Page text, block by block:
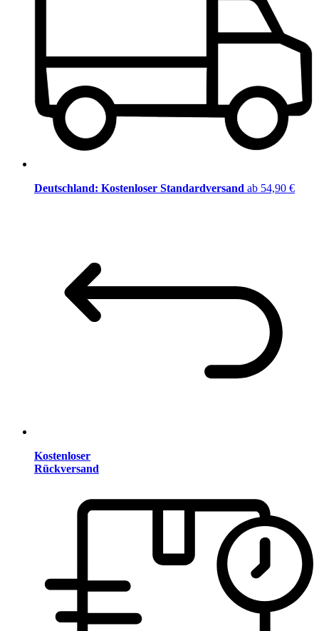
Deutschland: Kostenloser Standardversand ab 54,90 €
Kostenloser
Rückversand